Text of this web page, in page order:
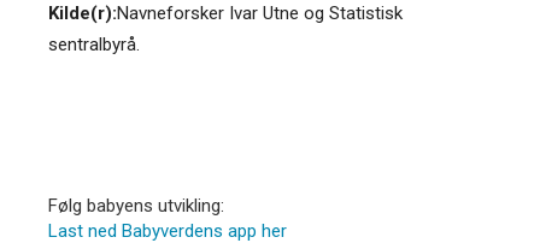
Kilde(r):Navneforsker Ivar Utne og Statistisk
sentralbyrå.
Følg babyens utvikling:
Last ned Babyverdens app her